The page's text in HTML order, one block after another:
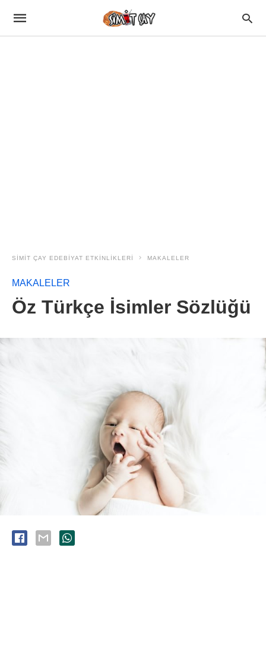
SIMIT ÇAY EDEBIYAT ETKINLIKLERI MAKALELER
MAKALELER
Öz Türkçe İsimler Sözlüğü